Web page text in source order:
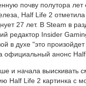
почву полутора лет
Half Life 2
27 лет. В Steam в
редактор Insider
в духе "это
официальный анонс
и начала выискивать
Half Life 2 картинка с